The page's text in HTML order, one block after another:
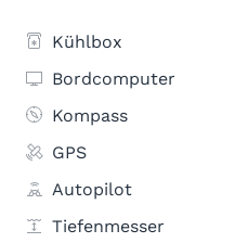
Kühlbox
Bordcomputer
Kompass
GPS
Autopilot
Tiefenmesser